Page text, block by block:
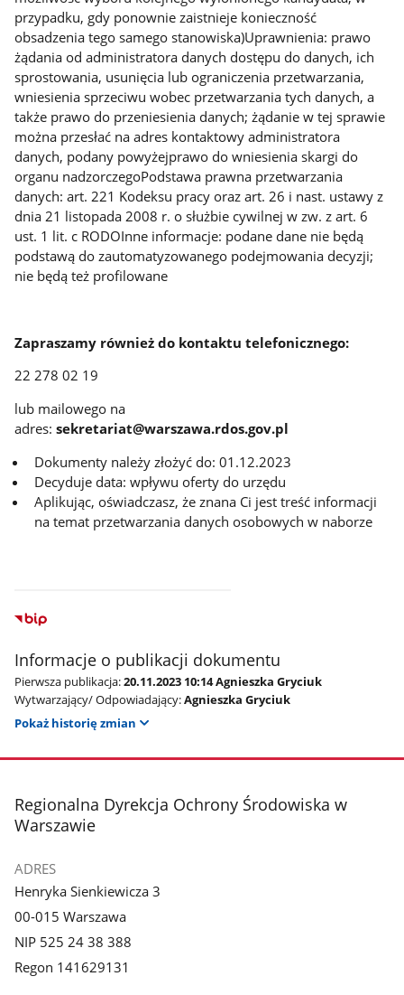
przypadku, gdy ponownie zaistnieje konieczność
obsadzenia tego samego stanowiska)Uprawnienia: prawo
żądania od administratora danych dostępu do danych, ich
sprostowania, usunięcia lub ograniczenia przetwarzania,
wniesienia sprzeciwu wobec przetwarzania tych danych, a
także prawo do przeniesienia danych; żądanie w tej sprawie
można przesłać na adres kontaktowy administratora
danych, podany powyżejprawo do wniesienia skargi do
organu nadzorczegoPodstawa prawna przetwarzania
danych: art. 221 Kodeksu pracy oraz art. 26 i nast. ustawy z
dnia 21 listopada 2008 r. o służbie cywilnej w zw. z art. 6
ust. 1 lit. c RODOInne informacje: podane dane nie będą
podstawą do zautomatyzowanego podejmowania decyzji;
nie będą też profilowane
Zapraszamy również do kontaktu telefonicznego:
22 278 02 19
lub mailowego na
adres: sekretariat@warszawa.rdos.gov.pl
Dokumenty należy złożyć do: 01.12.2023
Decyduje data: wpływu oferty do urzędu
Aplikując, oświadczasz, że znana Ci jest treść informacji
na temat przetwarzania danych osobowych w naborze
Informacje o publikacji dokumentu
Pierwsza publikacja:20.11.2023 10:14 Agnieszka Gryciuk
Wytwarzający/ Odpowiadający:Agnieszka Gryciuk
Pokaż historię zmian
stopka
Regionalna Dyrekcja Ochrony Środowiska w
Warszawie
ADRES
Henryka Sienkiewicza 3
00-015 Warszawa
NIP 525 24 38 388
Regon 141629131